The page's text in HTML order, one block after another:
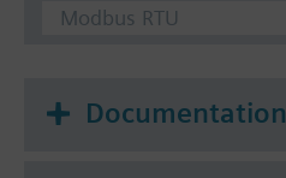
Modbus RTU
Documentation